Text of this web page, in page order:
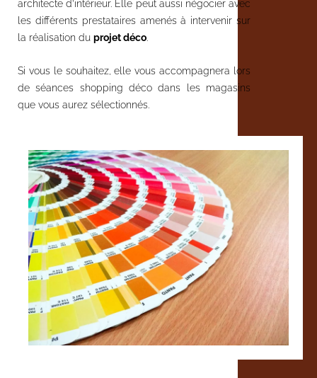
architecte d’intérieur. Elle peut aussi négocier avec
les différents prestataires amenés à intervenir sur
la réalisation du projet déco.
Si vous le souhaitez, elle vous accompagnera lors
de séances shopping décodans les magasins
que vous aurez sélectionnés.